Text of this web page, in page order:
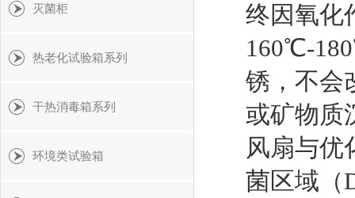
终因氧化
160℃-
锈，不会
或矿物质
风扇与优
菌区域（
灭菌柜
热老化试验箱系列
干热消毒箱系列
环境类试验箱